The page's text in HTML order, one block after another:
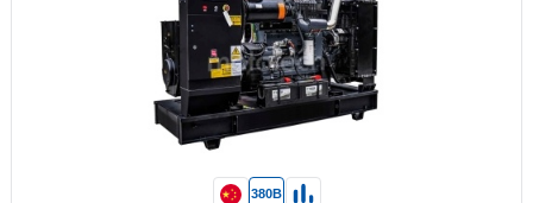
380В